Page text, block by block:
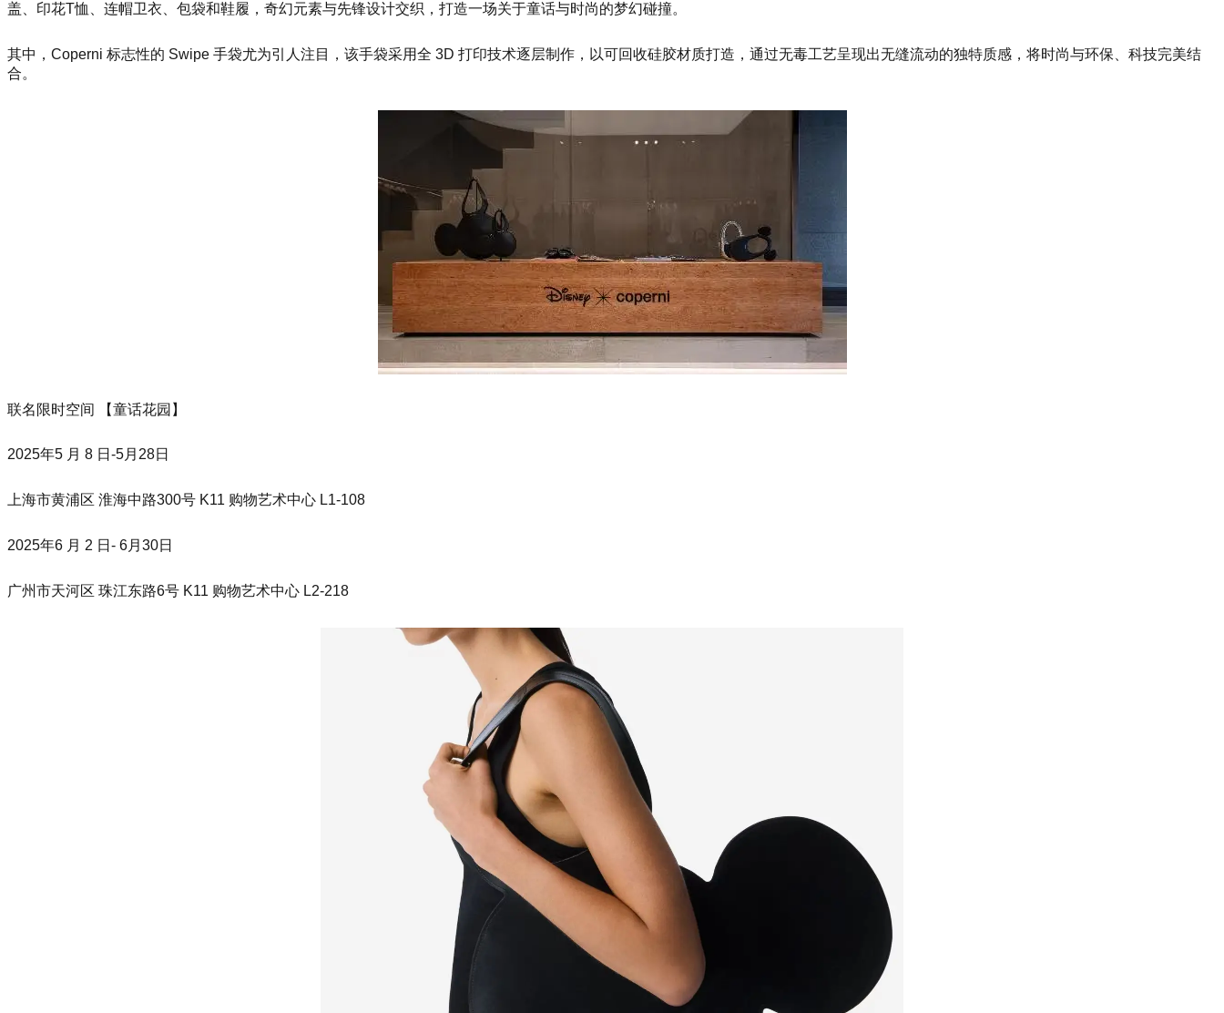
盖、印花T恤、连帽卫衣、包袋和鞋履，奇幻元素与先锋设计交织，打造一场关于童话与时尚的梦幻碰撞。
其中，Coperni 标志性的 Swipe 手袋尤为引人注目，该手袋采用全 3D 打印技术逐层制作，以可回收硅胶材质打造，通过无毒工艺呈现出无缝流动的独特质感，将时尚与环保、科技完美结
合。
联名限时空间 【童话花园】
2025年5 月 8 日-5月28日
上海市黄浦区 淮海中路300号 K11 购物艺术中心 L1-108
2025年6 月 2 日- 6月30日
广州市天河区 珠江东路6号 K11 购物艺术中心 L2-218